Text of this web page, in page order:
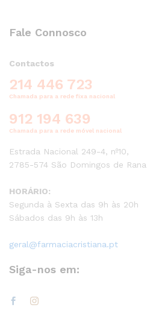
Fale Connosco
Contactos
214 446 723
Chamada para a rede fixa nacional
912 194 639
Chamada para a rede móvel nacional
Estrada Nacional 249-4, nº10,
2785-574 São Domingos de Rana
HORÁRIO:
Segunda à Sexta das 9h às 20h
Sábados das 9h às 13h
geral@farmaciacristiana.pt
Siga-nos em: